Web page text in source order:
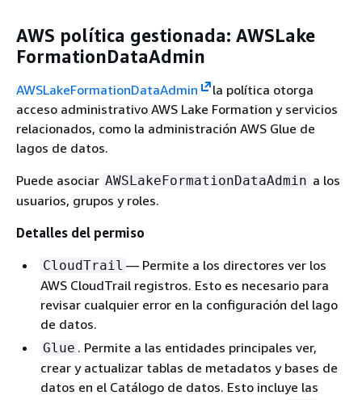
AWS política gestionada: AWSLake
FormationDataAdmin
AWSLakeFormationDataAdmin
la política otorga
acceso administrativo AWS Lake Formation y servicios
relacionados, como la administración AWS Glue de
lagos de datos.
Puede asociar AWSLakeFormationDataAdmin a los
usuarios, grupos y roles.
Detalles del permiso
CloudTrail — Permite a los directores ver los
AWS CloudTrail registros. Esto es necesario para
revisar cualquier error en la configuración del lago
de datos.
Glue . Permite a las entidades principales ver,
crear y actualizar tablas de metadatos y bases de
datos en el Catálogo de datos. Esto incluye las